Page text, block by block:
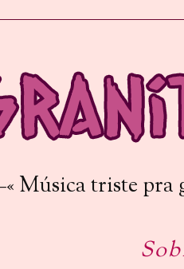
triste pra